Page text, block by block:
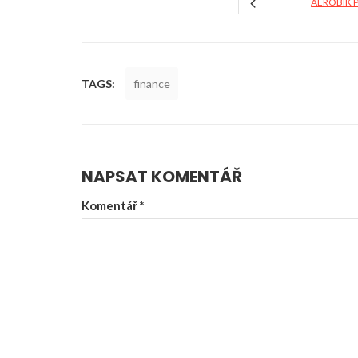
TAGS: finance
NAPSAT KOMENTÁŘ
Komentář*